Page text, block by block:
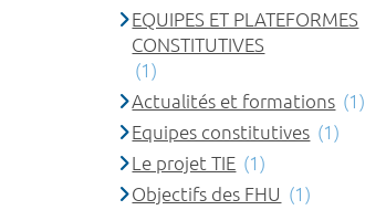
EQUIPES ET PLATEFORMES
CONSTITUTIVES
(1)
Actualités et formations (1)
Equipes constitutives (1)
Le projet TIE (1)
Objectifs des FHU (1)